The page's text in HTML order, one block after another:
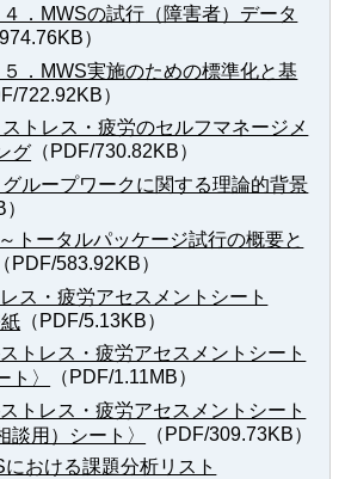
．MWSの試行（障害者）データ
）
．MWS実施のための標準化と基
722.92KB）
トレス・疲労のセルフマネージメ
グ （PDF/730.82KB）
ループワークに関する理論的背景
トータルパッケージ試行の概要と
（PDF/583.92KB）
ス・疲労アセスメントシート
（PDF/5.13KB）
トレス・疲労アセスメントシート
ト〉
（PDF/1.11MB）
トレス・疲労アセスメントシート
談用）シート〉
（PDF/309.73KB）
おける課題分析リスト